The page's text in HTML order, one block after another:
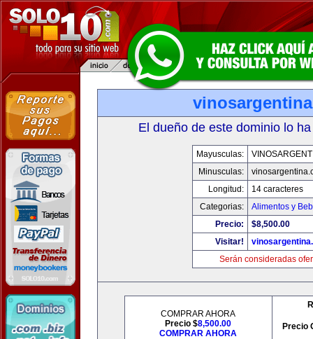
El dueño de este dominio lo
Mayusculas:
Minusculas:
Longitud:
14 caracteres
Categorias:
Alimentos y
Precio:
$8,500.00
Visitar!
Serán consideradas
COMPRAR AHORA
Precio $8,500.00
COMPRAR AHORA
Precio